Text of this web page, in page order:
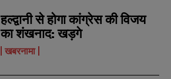
हल्द्वानी से होगा कांग्रेस की विजय
का शंखनाद: खड़गे
खबरनामा